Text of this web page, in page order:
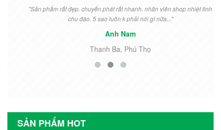
"Sản phẩm rất đẹp. chuyển phát rất nhanh. nhân viên shop nhiệt tình
chu đáo. 5 sao luôn k phải nói gì nữa..."
Anh Nam
Thanh Ba, Phú Thọ
SẢN PHẨM HOT